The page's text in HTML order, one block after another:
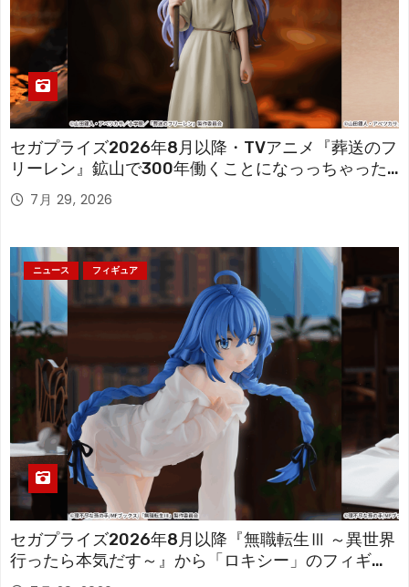
セガプライズ2026年8月以降・TVアニメ『葬送のフ
リーレン』鉱山で300年働くことになっっちゃった
「フリーレン」を立体化！
7月 29, 2026
ニュース フィギュア
セガプライズ2026年8月以降『無職転生Ⅲ ～異世界
行ったら本気だす～』から「ロキシー」のフィギュ
アが登場！